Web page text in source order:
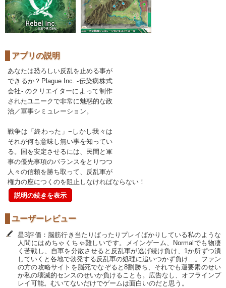
アプリの説明
あなたは恐ろしい反乱を止める事が
できるか？Plague Inc. -伝染病株式
会社- のクリエイターによって制作
されたユニークで非常に魅惑的な政
治／軍事シミュレーション。
戦争は「終わった」−しかし我々は
それが何も意味し無い事を知ってい
る。国を安定させるには、民間と軍
事の優先事項のバランスをとりつつ
人々の信頼を勝ち取って、反乱軍が
権力の座につくのを阻止しなければならない！
説明の続きを表示
ユーザーレビュー
星3評価：脳筋行き当たりばったりプレイばかりしている私のような
人間にはめちゃくちゃ難しいです。メインゲーム、Normalでも物凄
く苦戦し、自軍を分散させると反乱軍が逃げ続け負け、1か所ずつ潰
していくと各地で勃発する反乱軍の処理に追いつかず負け…。ファン
の方の攻略サイトを脳死でなぞると8割勝ち、それでも運要素のせい
か私の壊滅的センスのせいか負けることも。広告なし、オフラインプ
レイ可能。むいてないだけでゲームは面白いのだと思う。